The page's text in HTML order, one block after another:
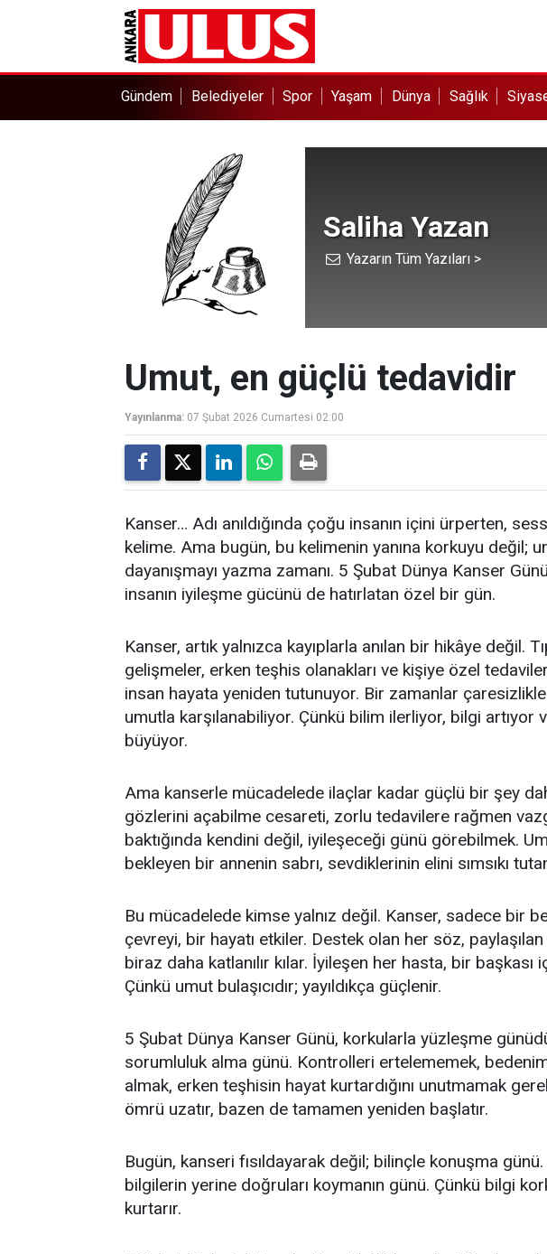
Gündem Belediyeler Spor Yaşam Dünya Sağlık
Saliha Yazan
Yazarın Tüm Yazıları >
Umut, en güçlü tedavidir
Yayınlanma: 07 Şubat 2026 Cumartesi 02:00
Kanser… Adı anıldığında çoğu insanın içini ürperten,
kelime. Ama bugün, bu kelimenin yanına korkuyu değil;
dayanışmayı yazma zamanı. 5 Şubat Dünya Kanser
insanın iyileşme gücünü de hatırlatan özel bir gün.
Kanser, artık yalnızca kayıplarla anılan bir hikâye değil.
gelişmeler, erken teşhis olanakları ve kişiye özel
insan hayata yeniden tutunuyor. Bir zamanlar çaresizlikle
umutla karşılanabiliyor. Çünkü bilim ilerliyor, bilgi artıyor
büyüyor.
Ama kanserle mücadelede ilaçlar kadar güçlü bir şey
gözlerini açabilme cesareti, zorlu tedavilere rağmen
baktığında kendini değil, iyileşeceği günü görebilmek.
bekleyen bir annenin sabrı, sevdiklerinin elini sımsıkı
Bu mücadelede kimse yalnız değil. Kanser, sadece bir
çevreyi, bir hayatı etkiler. Destek olan her söz,
biraz daha katlanılır kılar. İyileşen her hasta, bir başkası
Çünkü umut bulaşıcıdır; yayıldıkça güçlenir.
5 Şubat Dünya Kanser Günü, korkularla yüzleşme
sorumluluk alma günü. Kontrolleri ertelememek,
almak, erken teşhisin hayat kurtardığını unutmamak
ömrü uzatır, bazen de tamamen yeniden başlatır.
Bugün, kanseri fısıldayarak değil; bilinçle konuşma günü.
bilgilerin yerine doğruları koymanın günü. Çünkü bilgi
kurtarır.